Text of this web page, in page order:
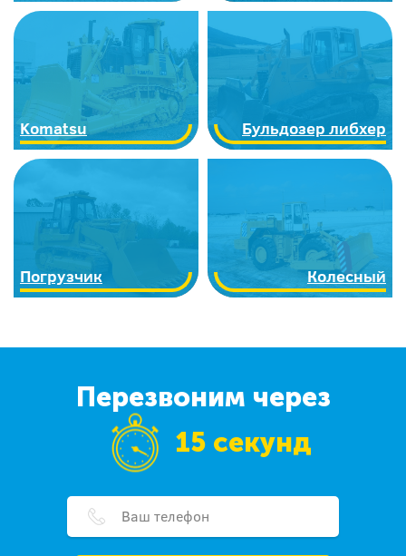
Komatsu Бульдозер либхер
Погрузчик Колесный
Перезвоним через
15 секунд